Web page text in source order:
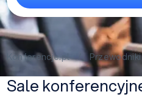
Konferencje.pl/
Sale